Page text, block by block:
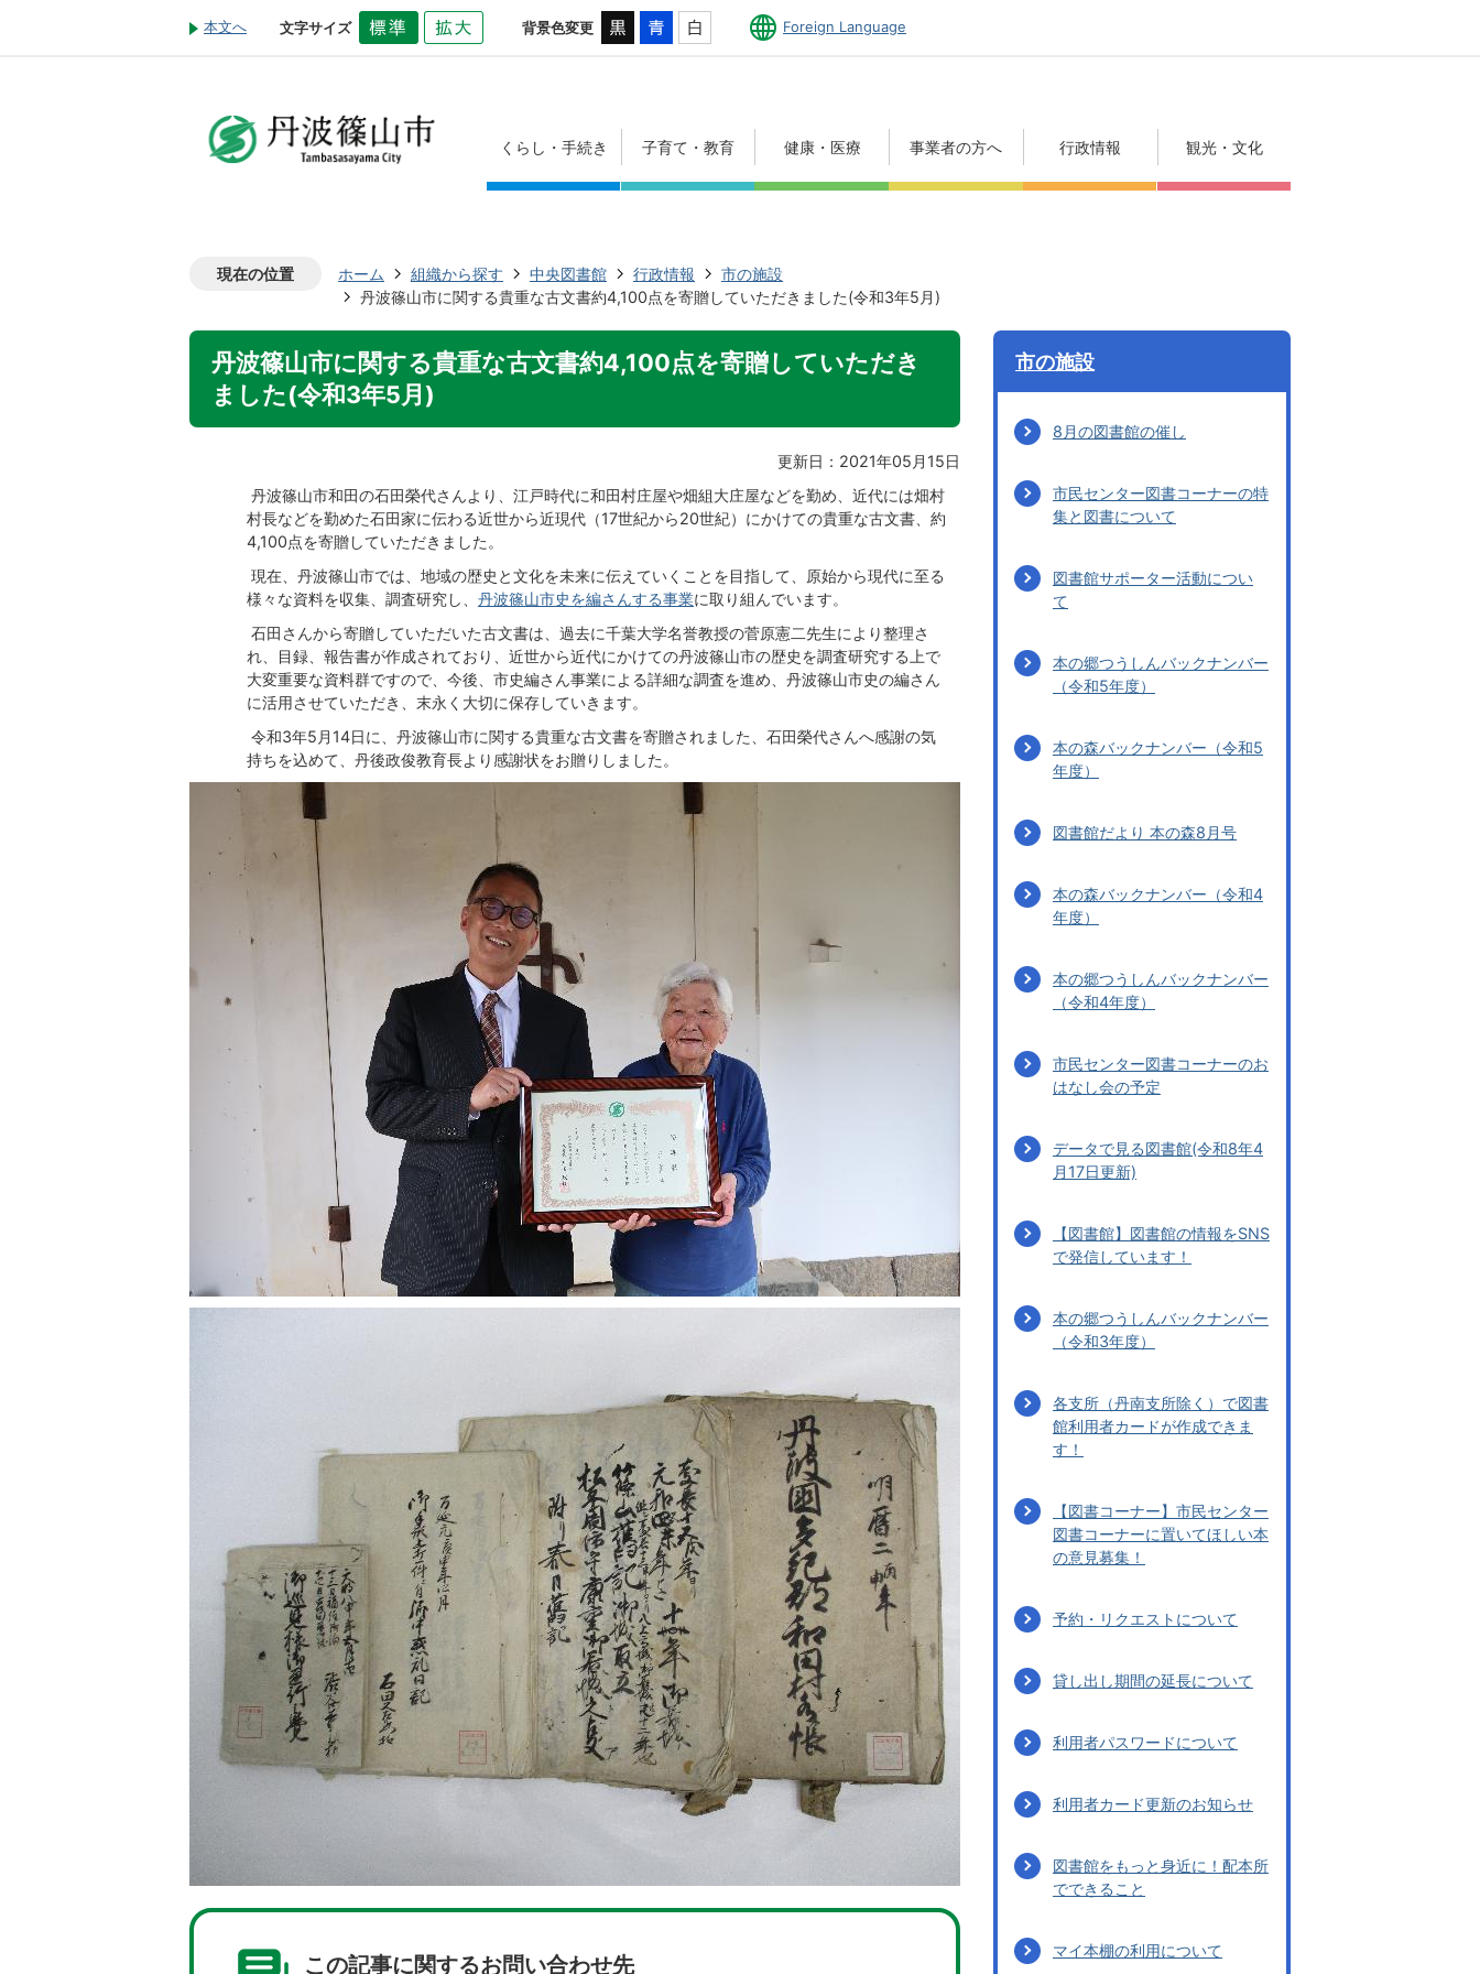
本文へ 文字サイズ 背景色変更 Foreign Language
くらし・手続き 子育て・教育 健康・医療 事業者の方へ 行政情報 観光・文化
現在の位置 ホーム 組織から探す 中央図書館 行政情報
市の施設
丹波篠山市に関する貴重な古文書約4,100点を寄贈していただきました(令和3年5月)
丹波篠山市に関する貴重な古文書約4,100点を寄贈していただき
ました(令和3年5月)
更新日：2021年05月15日
丹波篠山市和田の石田榮代さんより、江戸時代に和田村庄屋や畑組大庄屋などを勤め、近代には畑村
村長などを勤めた石田家に伝わる近世から近現代（17世紀から20世紀）にかけての貴重な古文書、約
4,100点を寄贈していただきました。
現在、丹波篠山市では、地域の歴史と文化を未来に伝えていくことを目指して、原始から現代に至る
様々な資料を収集、調査研究し、 丹波篠山市史を編さんする事業に取り組んでいます。
石田さんから寄贈していただいた古文書は、過去に千葉大学名誉教授の菅原憲二先生により整理さ
れ、目録、報告書が作成されており、近世から近代にかけての丹波篠山市の歴史を調査研究する上で
大変重要な資料群ですので、今後、市史編さん事業による詳細な調査を進め、丹波篠山市史の編さん
に活用させていただき、末永く大切に保存していきます。
令和3年5月14日に、丹波篠山市に関する貴重な古文書を寄贈されました、石田榮代さんへ感謝の気
持ちを込めて、丹後政俊教育長より感謝状をお贈りしました。
この記事に関するお問い合わせ先
市の施設
8月の図書館の催し
市民センター図書コーナーの特
集と図書について
図書館サポーター活動につい
て
本の郷つうしんバックナンバー
（令和5年度）
本の森バックナンバー（令和5
年度）
図書館だより 本の森8月号
本の森バックナンバー（令和4
年度）
本の郷つうしんバックナンバー
（令和4年度）
市民センター図書コーナーのお
はなし会の予定
データで見る図書館(令和8年4
月17日更新)
【図書館】図書館の情報をSNS
で発信しています！
本の郷つうしんバックナンバー
（令和3年度）
各支所（丹南支所除く）で図書
館利用者カードが作成できま
す！
【図書コーナー】市民センター
図書コーナーに置いてほしい本
の意見募集！
予約・リクエストについて
貸し出し期間の延長について
利用者パスワードについて
利用者カード更新のお知らせ
図書館をもっと身近に！配本所
でできること
マイ本棚の利用について